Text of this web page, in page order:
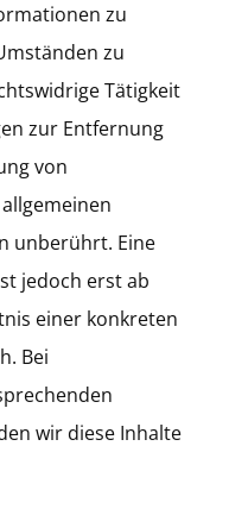
zu
zu
Tätigkeit
zur Entfernung
von
unberührt. Eine
jedoch erst ab
einer konkreten
Bei
wir diese Inhalte